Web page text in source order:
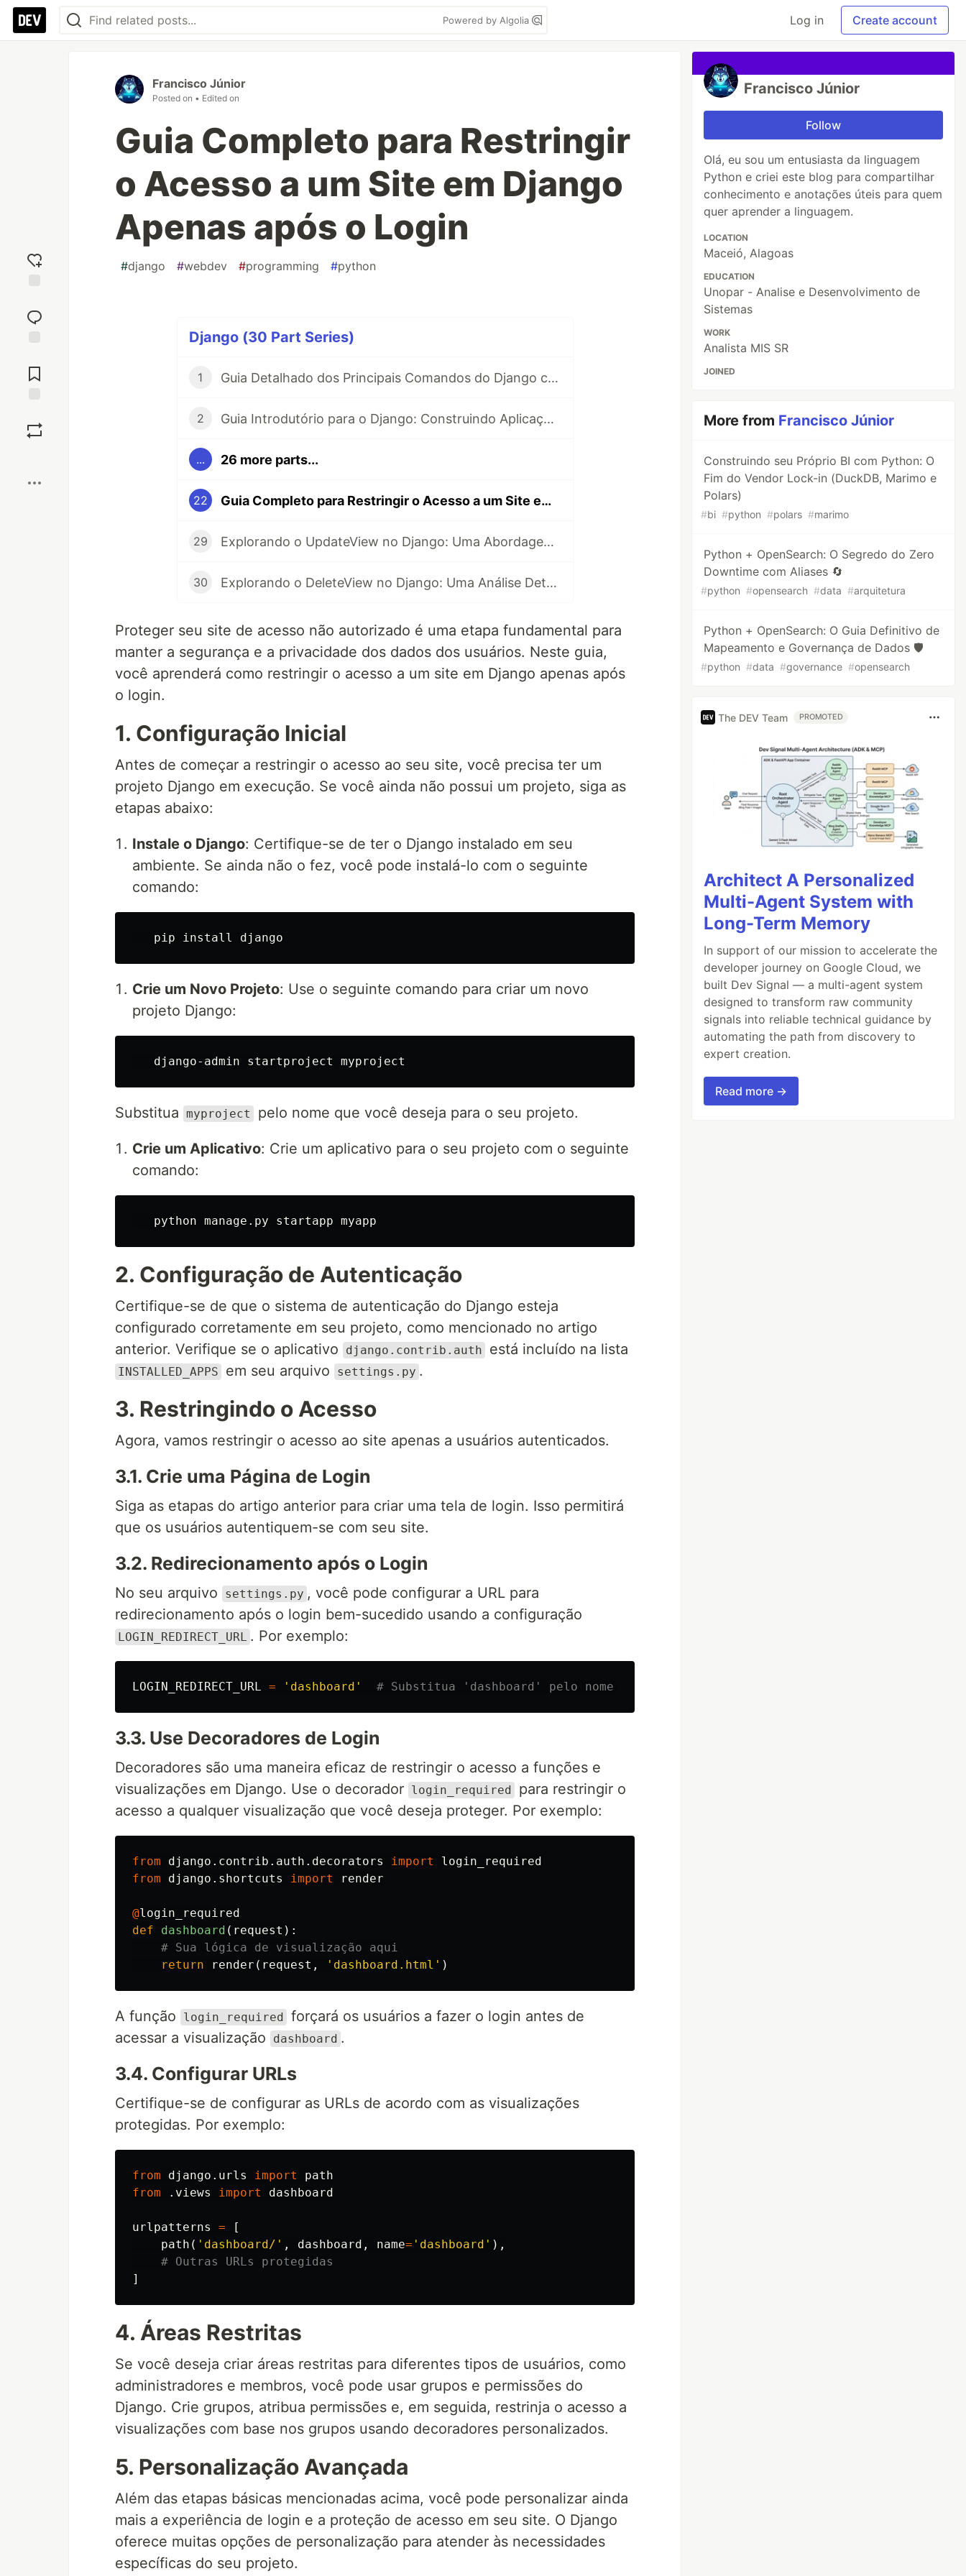
Powered by Algolia Log in Create account
reaction
Comments
Francisco Júnior
Posted on • Edited on
Guia Completo para Restringir
o Acesso a um Site em Django
Apenas após o Login
#django #webdev #programming #python
Django (30 Part Series)
1 Guia Detalhado dos Principais Comandos do Django com Exemplos
2 Guia Introdutório para o Django: Construindo Aplicações Web em Python
... 26 more parts...
22 Guia Completo para Restringir o Acesso a um Site em Django Apenas após o Login
29 Explorando o UpdateView no Django: Uma Abordagem Detalhada para Atualizações
30 Explorando o DeleteView no Django: Uma Análise Detalhada da Exclusão de Registros
Proteger seu site de acesso não autorizado é uma etapa fundamental para
manter a segurança e a privacidade dos dados dos usuários. Neste guia,
você aprenderá como restringir o acesso a um site em Django apenas após
o login.
1. Configuração Inicial
Antes de começar a restringir o acesso ao seu site, você precisa ter um
projeto Django em execução. Se você ainda não possui um projeto, siga as
etapas abaixo:
Instale o Django: Certifique-se de ter o Django instalado em seu
ambiente. Se ainda não o fez, você pode instalá-lo com o seguinte
comando:
   pip
install
Crie um Novo Projeto: Use o seguinte comando para criar um novo
projeto Django:
Substitua myproject pelo nome que você deseja para o seu projeto.
Crie um Aplicativo: Crie um aplicativo para o seu projeto com o seguinte
comando:
2. Configuração de Autenticação
Certifique-se de que o sistema de autenticação do Django esteja
configurado corretamente em seu projeto, como mencionado no artigo
anterior. Verifique se o aplicativo
django.contrib.auth está incluído na lista
INSTALLED_APPS em seu arquivo settings.py .
3. Restringindo o Acesso
Agora, vamos restringir o acesso ao site apenas a usuários autenticados.
3.1. Crie uma Página de Login
Siga as etapas do artigo anterior para criar uma tela de login. Isso permitirá
que os usuários autentiquem-se com seu site.
3.2. Redirecionamento após o Login
No seu arquivo settings.py , você pode configurar a URL para
redirecionamento após o login bem-sucedido usando a configuração
LOGIN_REDIRECT_URL . Por exemplo:
LOGIN_REDIRECT_URL = 'dashboard'
3.3. Use Decoradores de Login
Decoradores são uma maneira eficaz de restringir o acesso a funções e
visualizações em Django. Use o decorador login_required
para restringir o
acesso a qualquer visualização que você deseja proteger. Por exemplo:
from django.contrib.auth.decorators import
login_required
from
django.shortcuts import render
@login_required
def
dashboard ( request ):
return
render ( request , 'dashboard.html' )
A função login_required forçará os usuários a fazer o login antes de
acessar a visualização
dashboard .
3.4. Configurar URLs
Certifique-se de configurar as URLs de acordo com as visualizações
protegidas. Por exemplo:
from django.urls import
path
from
.views import dashboard
urlpatterns =
[
path ( 'dashboard/' , dashboard , name= 'dashboard' ),
]
4. Áreas Restritas
Se você deseja criar áreas restritas para diferentes tipos de usuários, como
administradores e membros, você pode usar grupos e permissões do
Django. Crie grupos, atribua permissões e, em seguida, restrinja o acesso a
visualizações com base nos grupos usando decoradores personalizados.
5. Personalização Avançada
Além das etapas básicas mencionadas acima, você pode personalizar ainda
mais a experiência de login e a proteção de acesso em seu site. O Django
oferece muitas opções de personalização para atender às necessidades
específicas do seu projeto.
Francisco Júnior
Follow
Olá, eu sou um entusiasta da linguagem
Python e criei este blog para compartilhar
conhecimento e anotações úteis para quem
quer aprender a linguagem.
LOCATION
Maceió, Alagoas
EDUCATION
Unopar - Analise e Desenvolvimento de
Sistemas
WORK
Analista MIS SR
JOINED
More from Francisco Júnior
Construindo seu Próprio BI com Python: O
Fim do Vendor Lock-in (DuckDB, Marimo e
Polars)
#bi #python #polars #marimo
Python + OpenSearch: O Segredo do Zero
Downtime com Aliases 🔄
#python #opensearch #data #arquitetura
Python + OpenSearch: O Guia Definitivo de
Mapeamento e Governança de Dados 🛡️
#python #data #governance #opensearch
The DEV Team PROMOTED
Architect A Personalized
Multi-Agent System with
Long-Term Memory
In support of our mission to accelerate the
developer journey on Google Cloud, we
built Dev Signal — a multi-agent system
designed to transform raw community
signals into reliable technical guidance by
automating the path from discovery to
expert creation.
Read more →